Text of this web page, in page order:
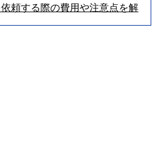
頼する際の費用や注意点を解